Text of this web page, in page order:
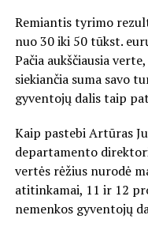
Remiantis tyrimo
nuo 30 iki 50 tūkst.
Pačia aukščiausia
siekiančia suma savo
gyventojų dalis taip
Kaip pastebi Artūras
departamento
vertės rėžius nurodė
atitinkamai, 11 ir 12
nemenkos gyventojų